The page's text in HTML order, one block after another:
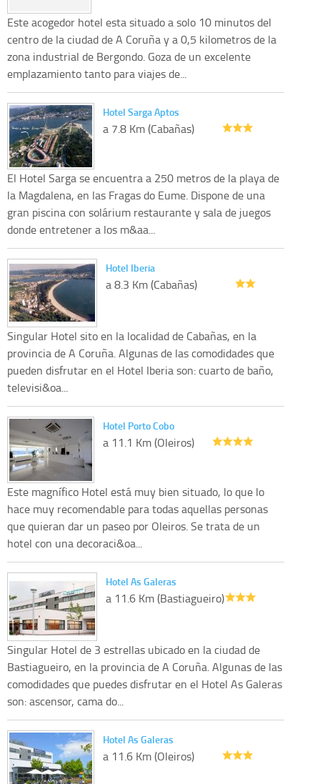
Este acogedor hotel esta situado a solo 10 minutos del
centro de la ciudad de A Coruña y a 0,5 kilometros de la
zona industrial de Bergondo. Goza de un excelente
emplazamiento tanto para viajes de...
Hotel Sarga Aptos
a 7.8 Km (Cabañas)
El Hotel Sarga se encuentra a 250 metros de la playa de
la Magdalena, en las Fragas do Eume. Dispone de una
gran piscina con solárium restaurante y sala de juegos
donde entretener a los m&aa...
Hotel Iberia
a 8.3 Km (Cabañas)
Singular Hotel sito en la localidad de Cabañas, en la
provincia de A Coruña. Algunas de las comodidades que
pueden disfrutar en el Hotel Iberia son: cuarto de baño,
televisi&oa...
Hotel Porto Cobo
a 11.1 Km (Oleiros)
Este magnífico Hotel está muy bien situado, lo que lo
hace muy recomendable para todas aquellas personas
que quieran dar un paseo por Oleiros. Se trata de un
hotel con una decoraci&oa...
Hotel As Galeras
a 11.6 Km (Bastiagueiro)
Singular Hotel de 3 estrellas ubicado en la ciudad de
Bastiagueiro, en la provincia de A Coruña. Algunas de las
comodidades que puedes disfrutar en el Hotel As Galeras
son: ascensor, cama do...
Hotel As Galeras
a 11.6 Km (Oleiros)